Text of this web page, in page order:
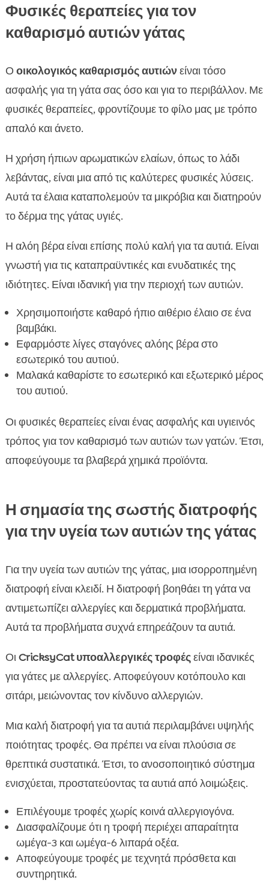
Φυσικές θεραπείες για τον
καθαρισμό αυτιών γάτας
Ο οικολογικός καθαρισμός αυτιώνείναι τόσο
ασφαλής για τη γάτα σας όσο και για το περιβάλλον. Με
φυσικές θεραπείες, φροντίζουμε το φίλο μας με τρόπο
απαλό και άνετο.
Η χρήση ήπιων αρωματικών ελαίων, όπως το λάδι
λεβάντας, είναι μια από τις καλύτερες φυσικές λύσεις.
Αυτά τα έλαια καταπολεμούν τα μικρόβια και διατηρούν
το δέρμα της γάτας υγιές.
Η αλόη βέρα είναι επίσης πολύ καλή για τα αυτιά. Είναι
γνωστή για τις καταπραϋντικές και ενυδατικές της
ιδιότητες. Είναι ιδανική για την περιοχή των αυτιών.
Χρησιμοποιήστε καθαρό ήπιο αιθέριο έλαιο σε ένα
βαμβάκι.
Εφαρμόστε λίγες σταγόνες αλόης βέρα στο
εσωτερικό του αυτιού.
Μαλακά καθαρίστε το εσωτερικό και εξωτερικό μέρος
του αυτιού.
Οι φυσικές θεραπείες είναι ένας ασφαλής και υγιεινός
τρόπος για τον καθαρισμό των αυτιών των γατών. Έτσι,
αποφεύγουμε τα βλαβερά χημικά προϊόντα.
Η σημασία της σωστής διατροφής
για την υγεία των αυτιών της γάτας
Για την υγεία των αυτιών της γάτας, μια ισορροπημένη
διατροφή είναι κλειδί. Η διατροφή βοηθάει τη γάτα να
αντιμετωπίζει αλλεργίες και δερματικά προβλήματα.
Αυτά τα προβλήματα συχνά επηρεάζουν τα αυτιά.
ΟιCricksyCat υποαλλεργικές τροφέςείναι ιδανικές
για γάτες με αλλεργίες. Αποφεύγουν κοτόπουλο και
σιτάρι, μειώνοντας τον κίνδυνο αλλεργιών.
Μια καλή διατροφή για τα αυτιά περιλαμβάνει υψηλής
ποιότητας τροφές. Θα πρέπει να είναι πλούσια σε
θρεπτικά συστατικά. Έτσι, το ανοσοποιητικό σύστημα
ενισχύεται, προστατεύοντας τα αυτιά από λοιμώξεις.
Επιλέγουμε τροφές χωρίς κοινά αλλεργιογόνα.
Διασφαλίζουμε ότι η τροφή περιέχει απαραίτητα
ωμέγα-3 και ωμέγα-6 λιπαρά οξέα.
Αποφεύγουμε τροφές με τεχνητά πρόσθετα και
συντηρητικά.